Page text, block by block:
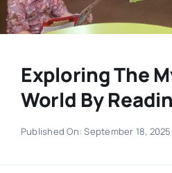
Exploring The
World By
Published On: September 18, 2025